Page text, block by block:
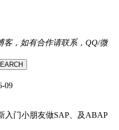
客，如有合作请联系，QQ/微
09
入门小朋友做SAP、及ABAP